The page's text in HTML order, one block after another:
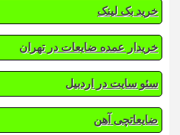
خرید بک لینک
خریدار عمده ضایعات در تهران
سئو سایت در اردبیل
ضایعاتچی آهن